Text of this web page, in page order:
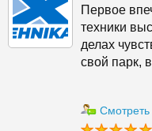
Первое
техники
делах
свой парк,
Смотреть